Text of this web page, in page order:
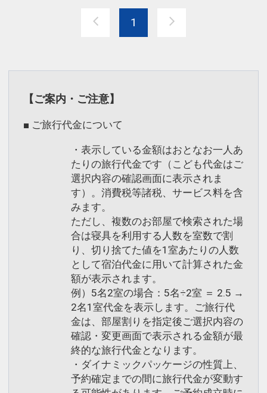
1
【ご案内・ご注意】
■ ご旅行代金について
・表示している金額はおとなお一人あ
たりの旅行代金です（こども代金はご
選択内容の確認画面に表示されま
す）。消費税等諸税、サービス料を含
みます。
ただし、複数のお部屋で検索された場
合は寝具を利用する人数を室数で割
り、切り捨てた値を1室あたりの人数
として宿泊代金に用いて計算された金
額が表示されます。
例）5名2室の場合：5名÷2室 ＝ 2.5 →
2名1室代金を表示します。ご旅行代
金は、部屋割りを指定後ご選択内容の
確認・変更画面で表示される金額が最
終的な旅行代金となります。
・ダイナミックパッケージの性質上、
予約確定までの間に旅行代金が変動す